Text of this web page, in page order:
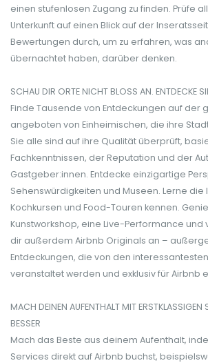
einen stufenlosen Zugang zu finden. Prüfe
Unterkunft auf einen Blick auf der
Bewertungen durch, um zu erfahren, was
übernachtet haben, darüber denken.
SCHAU DIR ORTE NICHT BLOSS AN. ENTDECKE
Finde Tausende von Entdeckungen auf der
angeboten von Einheimischen, die ihre
Sie alle sind auf ihre Qualität überprüft,
Fachkenntnissen, der Reputation und der
Gastgeber:innen. Entdecke einzigartige
Sehenswürdigkeiten und Museen. Lerne die
Kochkursen und Food-Touren kennen.
Kunstworkshop, eine Live-Performance und
dir außerdem Airbnb Originals an –
Entdeckungen, die von den
veranstaltet werden und exklusiv für Airbnb
MACH DEINEN AUFENTHALT MIT
BESSER
Mach das Beste aus deinem Aufenthalt,
Services direkt auf Airbnb buchst,